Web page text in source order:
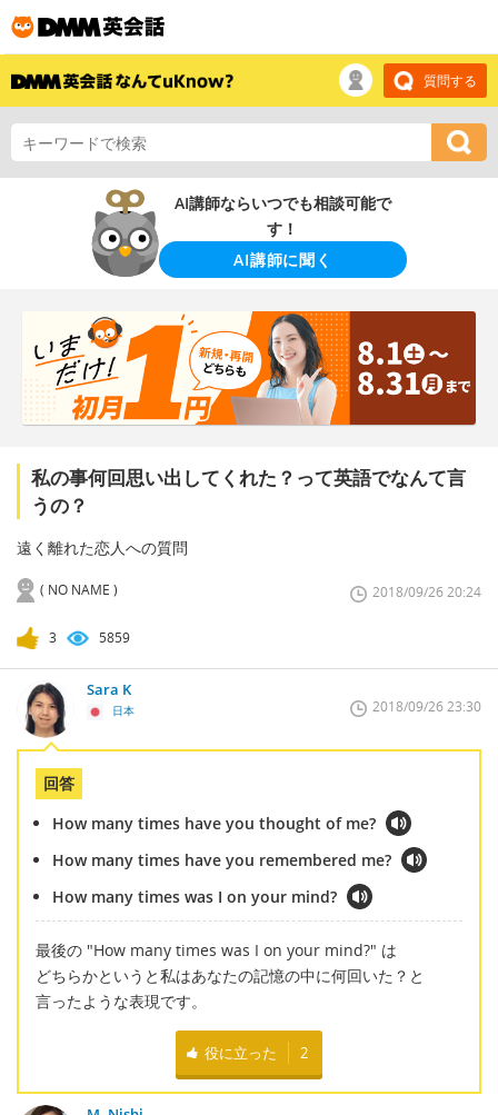
質問する
AI講師ならいつでも相談可能で
す！
AI講師に聞く
私の事何回思い出してくれた？って英語でなんて言
うの？
遠く離れた恋人への質問
( NO NAME ) 2018/09/26 20:24
3 5859
Sara K
日本 2018/09/26 23:30
回答
How many times have you thought of me?
How many times have you remembered me?
How many times was I on your mind?
最後の "How many times was I on your mind?" は
どちらかというと私はあなたの記憶の中に何回いた？と
言ったような表現です。
役に立った 2